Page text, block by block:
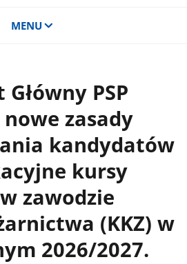
MENU
PSP
zasady
kandydatów
kursy
zawodzie
(KKZ) w
2026/2027.